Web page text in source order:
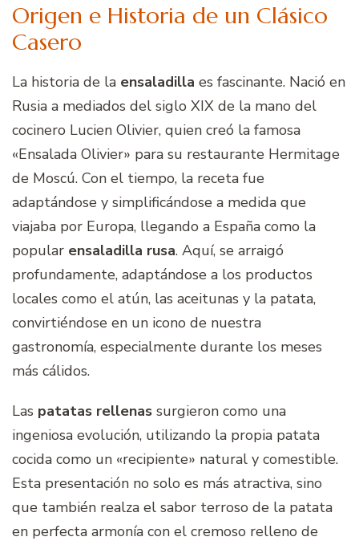
Origen e Historia de un Clásico
Casero
La historia de la ensaladilla es fascinante. Nació en
Rusia a mediados del siglo XIX de la mano del
cocinero Lucien Olivier, quien creó la famosa
«Ensalada Olivier» para su restaurante Hermitage
de Moscú. Con el tiempo, la receta fue
adaptándose y simplificándose a medida que
viajaba por Europa, llegando a España como la
popular ensaladilla rusa. Aquí, se arraigó
profundamente, adaptándose a los productos
locales como el atún, las aceitunas y la patata,
convirtiéndose en un icono de nuestra
gastronomía, especialmente durante los meses
más cálidos.
Las patatas rellenas surgieron como una
ingeniosa evolución, utilizando la propia patata
cocida como un «recipiente» natural y comestible.
Esta presentación no solo es más atractiva, sino
que también realza el sabor terroso de la patata
en perfecta armonía con el cremoso relleno de